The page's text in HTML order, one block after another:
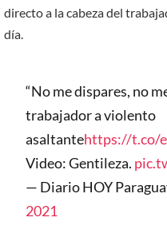
directo a la cabeza del
día.
“No me dispares, no
trabajador a violento
asaltantehttps://t.co/
Video: Gentileza.
— Diario HOY
2021